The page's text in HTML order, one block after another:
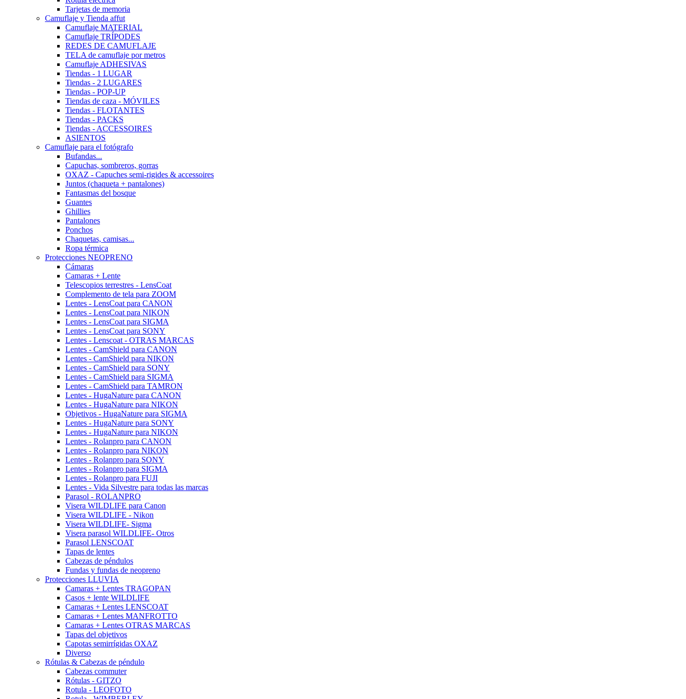
Tarjetas de memoria
Camuflaje y Tienda affut
Camuflaje MATERIAL
Camuflaje TRÍPODES
REDES DE CAMUFLAJE
TELA de camuflaje por metros
Camuflaje ADHESIVAS
Tiendas - 1 LUGAR
Tiendas - 2 LUGARES
Tiendas - POP-UP
Tiendas de caza - MÓVILES
Tiendas - FLOTANTES
Tiendas - PACKS
Tiendas - ACCESSOIRES
ASIENTOS
Camuflaje para el fotógrafo
Bufandas...
Capuchas, sombreros, gorras
OXAZ - Capuches semi-rigides & accessoires
Juntos (chaqueta + pantalones)
Fantasmas del bosque
Guantes
Ghillies
Pantalones
Ponchos
Chaquetas, camisas...
Ropa térmica
Protecciones NEOPRENO
Cámaras
Camaras + Lente
Telescopios terrestres - LensCoat
Complemento de tela para ZOOM
Lentes - LensCoat para CANON
Lentes - LensCoat para NIKON
Lentes - LensCoat para SIGMA
Lentes - LensCoat para SONY
Lentes - Lenscoat - OTRAS MARCAS
Lentes - CamShield para CANON
Lentes - CamShield para NIKON
Lentes - CamShield para SONY
Lentes - CamShield para SIGMA
Lentes - CamShield para TAMRON
Lentes - HugaNature para CANON
Lentes - HugaNature para NIKON
Objetivos - HugaNature para SIGMA
Lentes - HugaNature para SONY
Lentes - HugaNature para NIKON
Lentes - Rolanpro para CANON
Lentes - Rolanpro para NIKON
Lentes - Rolanpro para SONY
Lentes - Rolanpro para SIGMA
Lentes - Rolanpro para FUJI
Lentes - Vida Silvestre para todas las marcas
Parasol - ROLANPRO
Visera WILDLIFE para Canon
Visera WILDLIFE - Nikon
Visera WILDLIFE- Sigma
Visera parasol WILDLIFE- Otros
Parasol LENSCOAT
Tapas de lentes
Cabezas de péndulos
Fundas y fundas de neopreno
Protecciones LLUVIA
Camaras + Lentes TRAGOPAN
Casos + lente WILDLIFE
Camaras + Lentes LENSCOAT
Camaras + Lentes MANFROTTO
Camaras + Lentes OTRAS MARCAS
Tapas del objetivos
Capotas semirrígidas OXAZ
Diverso
Rótulas & Cabezas de péndulo
Cabezas commuter
Rótulas - GITZO
Rotula - LEOFOTO